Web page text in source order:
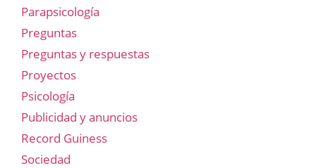
Parapsicología
Preguntas
Preguntas y respuestas
Proyectos
Psicología
Publicidad y anuncios
Record Guiness
Sociedad